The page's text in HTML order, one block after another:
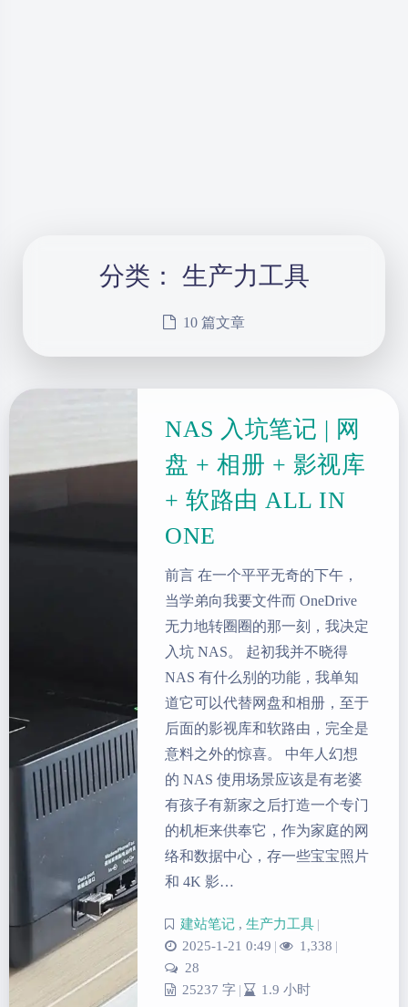
分类： 生产力工具
10 篇文章
NAS 入坑笔记 | 网
盘 + 相册 + 影视库
+ 软路由 ALL IN
ONE
前言 在一个平平无奇的下午，
当学弟向我要文件而 OneDrive
无力地转圈圈的那一刻，我决定
入坑 NAS。 起初我并不晓得
NAS 有什么别的功能，我单知
道它可以代替网盘和相册，至于
后面的影视库和软路由，完全是
意料之外的惊喜。 中年人幻想
的 NAS 使用场景应该是有老婆
有孩子有新家之后打造一个专门
的机柜来供奉它，作为家庭的网
络和数据中心，存一些宝宝照片
和 4K 影…
建站笔记 ,生产力工具 |
2025-1-21 0:49 | 1,338 |
28
25237 字 | 1.9 小时